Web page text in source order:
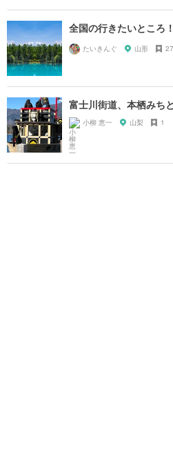
全国の行きたいところ
たいきんぐ 山形 27
富士川街道、本栖みち
小柳 恵一 山梨 1